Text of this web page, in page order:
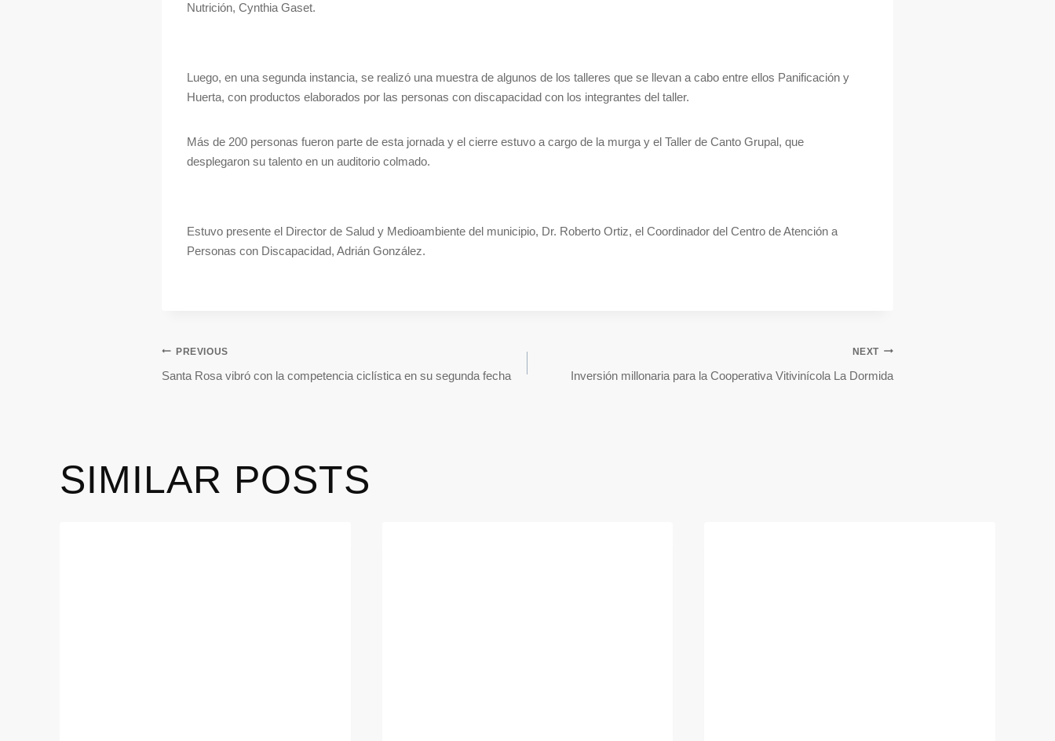
Nutrición, Cynthia Gaset.
Luego, en una segunda instancia, se realizó una muestra de algunos de los talleres que se llevan a cabo entre ellos Panificación y
Huerta, con productos elaborados por las personas con discapacidad con los integrantes del taller.
Más de 200 personas fueron parte de esta jornada y el cierre estuvo a cargo de la murga y el Taller de Canto Grupal, que
desplegaron su talento en un auditorio colmado.
Estuvo presente el Director de Salud y Medioambiente del municipio, Dr. Roberto Ortiz, el Coordinador del Centro de Atención a
Personas con Discapacidad, Adrián González.
PREVIOUS
Santa Rosa vibró con la competencia ciclística en su segunda fecha
NEXT
Inversión millonaria para la Cooperativa Vitivinícola La Dormida
SIMILAR POSTS